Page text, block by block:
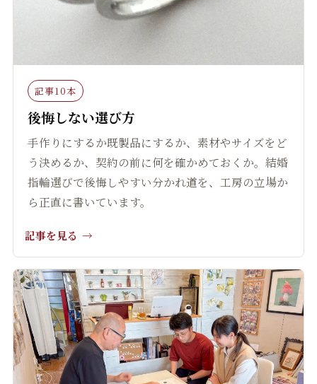
記事10本
後悔しない選び方
手作りにするか既製品にするか、素材やサイズをど
う決めるか、契約の前に何を確かめておくか。結婚
指輪選びで後悔しやすい分かれ道を、工房の立場か
ら正直に書いています。
記事を見る